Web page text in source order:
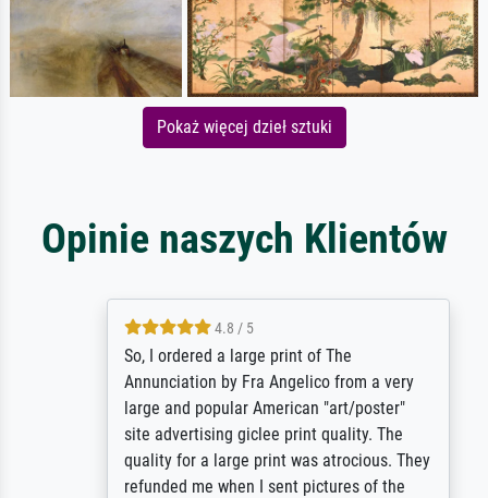
Pokaż więcej dzieł sztuki
Opinie naszych Klientów
4.8 / 5
So, I ordered a large print of The
Annunciation by Fra Angelico from a very
large and popular American "art/poster"
site advertising giclee print quality. The
quality for a large print was atrocious. They
refunded me when I sent pictures of the